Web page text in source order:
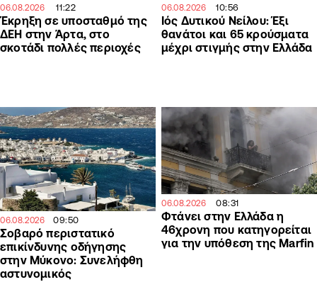
06.08.2026 11:22
Έκρηξη σε υποσταθμό της
ΔΕΗ στην Άρτα, στο
σκοτάδι πολλές περιοχές
06.08.2026 10:56
Ιός Δυτικού Νείλου: Έξι
θανάτοι και 65 κρούσματα
μέχρι στιγμής στην Ελλάδα
06.08.2026 09:50
Σοβαρό περιστατικό
επικίνδυνης οδήγησης
στην Μύκονο: Συνελήφθη
αστυνομικός
06.08.2026 08:31
Φτάνει στην Ελλάδα η
46χρονη που κατηγορείται
για την υπόθεση της Marfin